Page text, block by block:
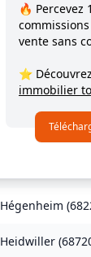
Hagenthal-le-
Hattstatt(68420)
Hausgauen(
Hégenheim (
Heidwiller (
🔥 Percevez
commissions
vente sans
⭐
immobilier